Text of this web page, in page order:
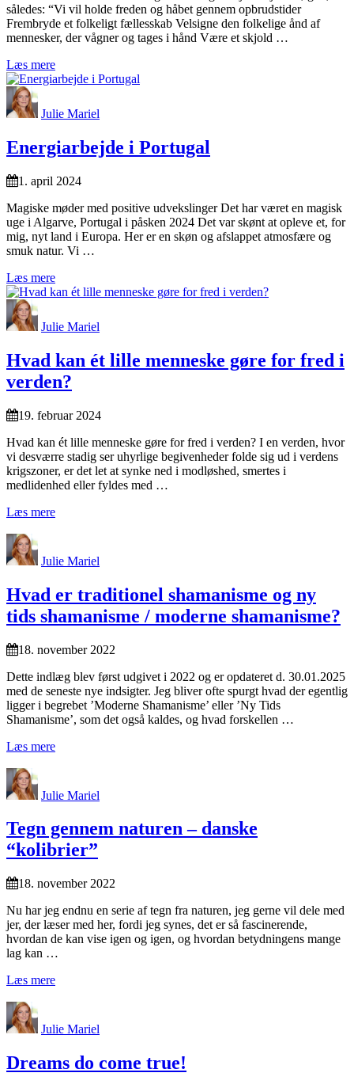
således: “Vi vil holde freden og håbet gennem opbrudstider
Frembryde et folkeligt fællesskab Velsigne den folkelige ånd af
mennesker, der vågner og tages i hånd Være et skjold …
Læs mere
Julie Mariel
Energiarbejde i Portugal
1. april 2024
Magiske møder med positive udvekslinger Det har været en magisk
uge i Algarve, Portugal i påsken 2024 Det var skønt at opleve et, for
mig, nyt land i Europa. Her er en skøn og afslappet atmosfære og
smuk natur. Vi …
Læs mere
Julie Mariel
Hvad kan ét lille menneske gøre for fred i
verden?
19. februar 2024
Hvad kan ét lille menneske gøre for fred i verden? I en verden, hvor
vi desværre stadig ser uhyrlige begivenheder folde sig ud i verdens
krigszoner, er det let at synke ned i modløshed, smertes i
medlidenhed eller fyldes med …
Læs mere
Julie Mariel
Hvad er traditionel shamanisme og ny
tids shamanisme / moderne shamanisme?
18. november 2022
Dette indlæg blev først udgivet i 2022 og er opdateret d. 30.01.2025
med de seneste nye indsigter. Jeg bliver ofte spurgt hvad der egentlig
ligger i begrebet ’Moderne Shamanisme’ eller ’Ny Tids
Shamanisme’, som det også kaldes, og hvad forskellen …
Læs mere
Julie Mariel
Tegn gennem naturen – danske
“kolibrier”
18. november 2022
Nu har jeg endnu en serie af tegn fra naturen, jeg gerne vil dele med
jer, der læser med her, fordi jeg synes, det er så fascinerende,
hvordan de kan vise igen og igen, og hvordan betydningens mange
lag kan …
Læs mere
Julie Mariel
Dreams do come true!